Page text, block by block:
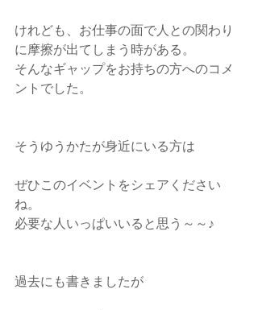
けれども、お仕事の面で人との関わり
に摩擦が出てしまう時がある。
そんなギャップをお持ちの方へのコメ
ントでした。
そうゆうかたが身近にいる方は
ぜひこのイベントをシェアください
ね。
必要な人いっぱいいると思う～～♪
過去にも書きましたが